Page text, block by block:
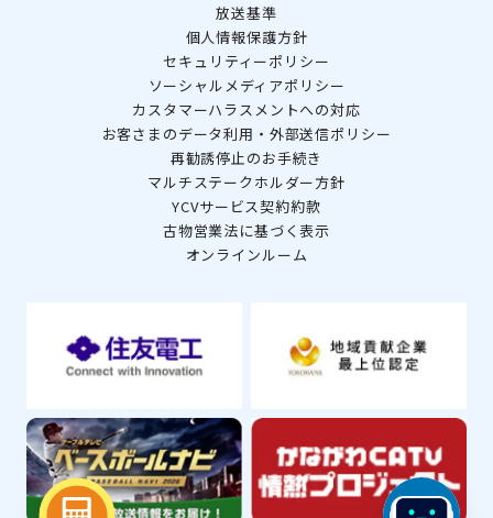
放送基準
個人情報保護方針
セキュリティーポリシー
ソーシャルメディアポリシー
カスタマーハラスメントへの対応
お客さまのデータ利用・外部送信ポリシー
再勧誘停止のお手続き
マルチステークホルダー方針
YCVサービス契約約款
古物営業法に基づく表示
オンラインルーム